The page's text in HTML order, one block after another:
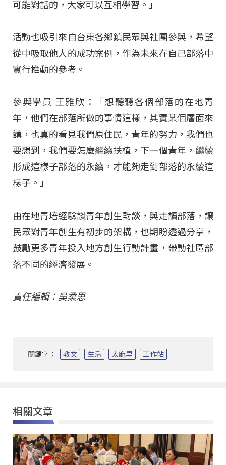
可能對話的，大家可以互相學習。」
活動也吸引來自台東各鄉鎮民眾與社團參與，希望
從中吸取他人的成功案例，作為未來在自己部落中
實行推動的參考。
參與學員 王雅欣：「想聽聽各個部落的在地青
年，他們在部落所做的事情這樣，其實某個層面來
講，也真的看見我們原住民，青年的努力，我們也
要想到，我們要怎麼繼續扶植，下一個青年，繼續
形成這樣子部落的永續，才能夠走到部落的永續這
樣子。」
由在地青培經驗談青年創生對談，與走讀部落，讓
民眾對青年創生有初步的架構，也期盼透過分享，
鼓勵更多青年投入地方創生行動計畫，帶動社區部
落不同的經濟發展。
責任編輯：吳柔思
關鍵字： 教文 生活 太麻里 工作站
相關文章